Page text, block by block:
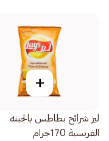
+
ليز شرائح بطاطس بالجبنة
الفرنسية 170جرام